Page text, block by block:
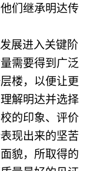
们继承明达传
展进入关键阶
需要得到 广泛
楼，以便让更
解明达并选择
的印象、评价
现出来的坚苦
貌，所取得的